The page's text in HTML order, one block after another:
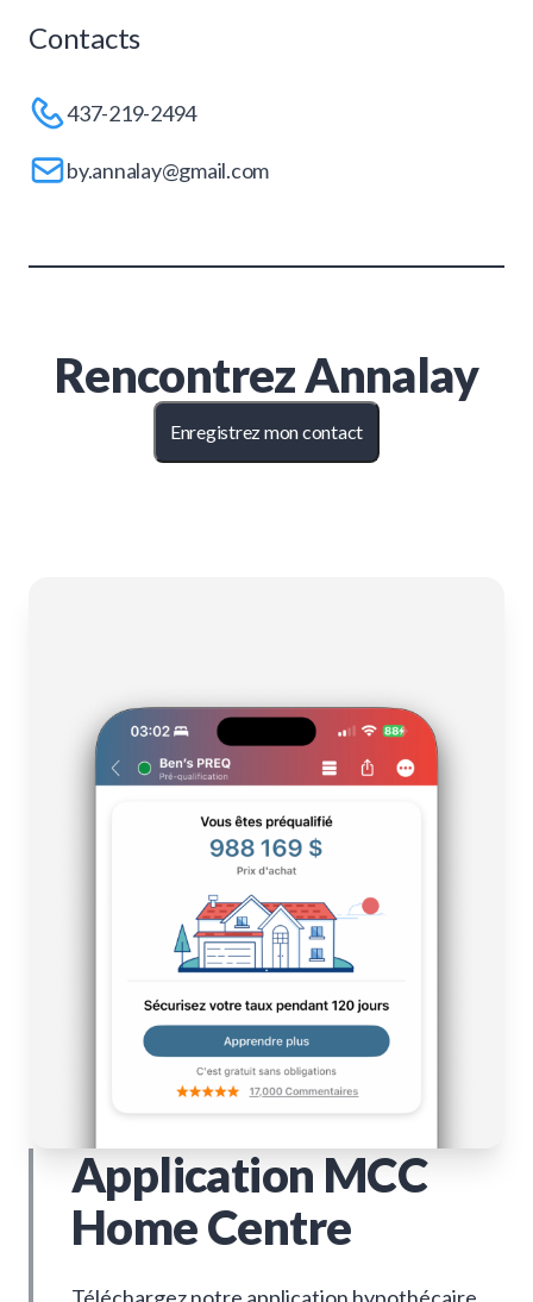
Contacts
437-219-2494
by.annalay@gmail.com
RencontrezAnnalay
Enregistrez mon contact
Application MCC
Home Centre